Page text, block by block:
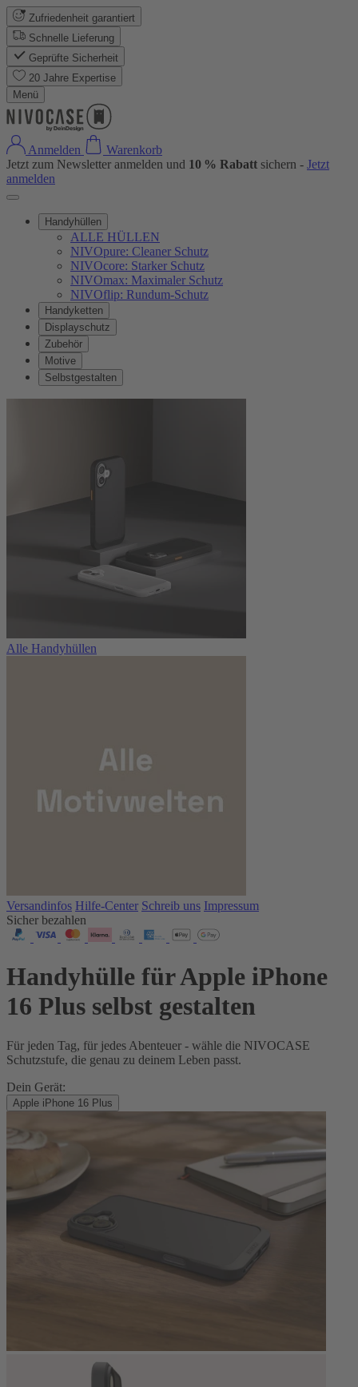
Zufriedenheit garantiert
Schnelle Lieferung
Geprüfte Sicherheit
20 Jahre Expertise
Menü
Anmelden
Warenkorb
Jetzt zum Newsletter anmelden und 10 % Rabatt sichern - Jetzt
anmelden
Handyhüllen
ALLE HÜLLEN
NIVOpure: Cleaner Schutz
NIVOcore: Starker Schutz
NIVOmax: Maximaler Schutz
NIVOflip: Rundum-Schutz
Handyketten
Displayschutz
Zubehör
Motive
Selbstgestalten
Alle Handyhüllen
Versandinfos Hilfe-Center Schreib uns Impressum
Sicher bezahlen
Handyhülle für Apple iPhone
16 Plus selbst gestalten
Für jeden Tag, für jedes Abenteuer - wähle die NIVOCASE
Schutzstufe, die genau zu deinem Leben passt.
Dein Gerät:
Apple iPhone 16 Plus